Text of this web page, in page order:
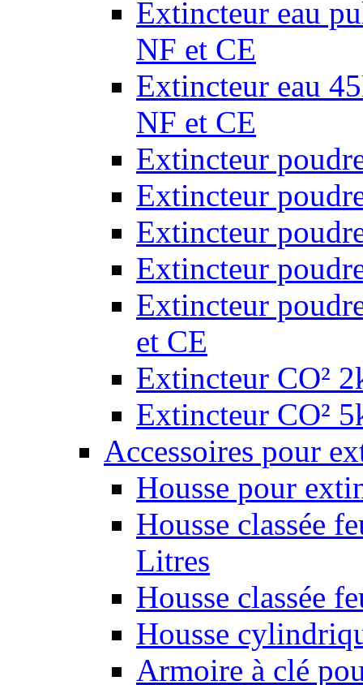
Extincteur eau
NF et CE
Extincteur eau
NF et CE
Extincteur
Extincteur
Extincteur
Extincteur
Extincteur
et CE
Extincteur CO²
Extincteur CO²
Accessoires pour
Housse pour
Housse classée
Litres
Housse classée
Housse
Armoire à clé